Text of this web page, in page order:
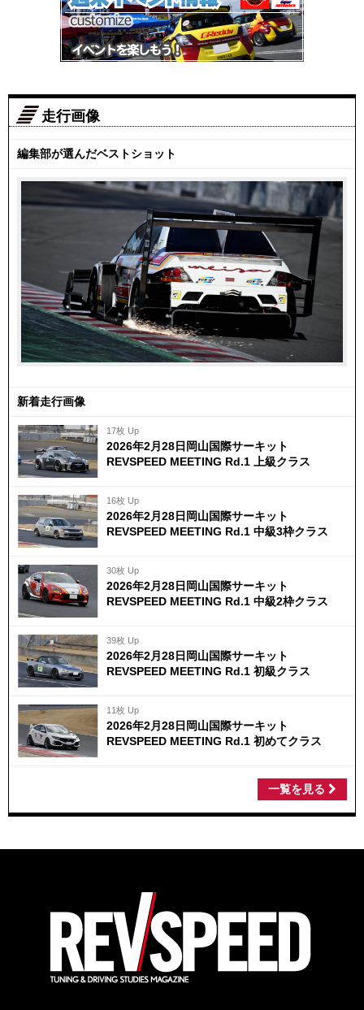
走行画像
編集部が選んだベストショット
新着走行画像
17枚 Up
2026年2月28日岡山国際サーキット
REVSPEED MEETING Rd.1 上級クラス
16枚 Up
2026年2月28日岡山国際サーキット
REVSPEED MEETING Rd.1 中級3枠クラス
30枚 Up
2026年2月28日岡山国際サーキット
REVSPEED MEETING Rd.1 中級2枠クラス
39枚 Up
2026年2月28日岡山国際サーキット
REVSPEED MEETING Rd.1 初級クラス
11枚 Up
2026年2月28日岡山国際サーキット
REVSPEED MEETING Rd.1 初めてクラス
一覧を見る